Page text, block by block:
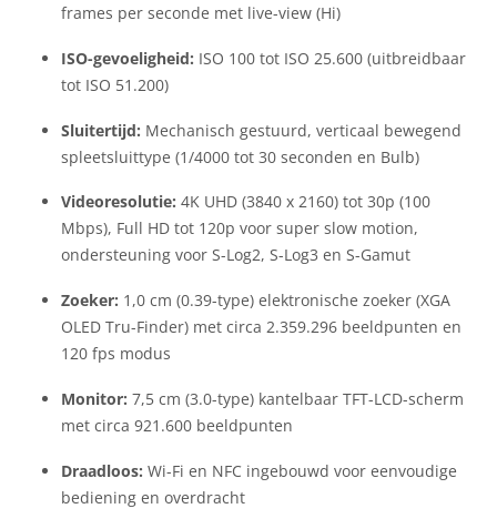
frames per seconde met live-view (Hi)
ISO-gevoeligheid: ISO 100 tot ISO 25.600 (uitbreidbaar
tot ISO 51.200)
Sluitertijd: Mechanisch gestuurd, verticaal bewegend
spleetsluittype (1/4000 tot 30 seconden en Bulb)
Videoresolutie: 4K UHD (3840 x 2160) tot 30p (100
Mbps), Full HD tot 120p voor super slow motion,
ondersteuning voor S-Log2, S-Log3 en S-Gamut
Zoeker: 1,0 cm (0.39-type) elektronische zoeker (XGA
OLED Tru-Finder) met circa 2.359.296 beeldpunten en
120 fps modus
Monitor: 7,5 cm (3.0-type) kantelbaar TFT-LCD-scherm
met circa 921.600 beeldpunten
Draadloos: Wi-Fi en NFC ingebouwd voor eenvoudige
bediening en overdracht